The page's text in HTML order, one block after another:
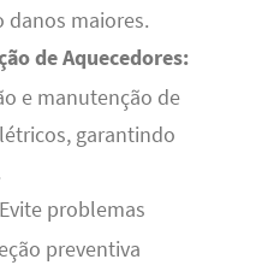
danos maiores.
de Aquecedores:
e manutenção de
garantindo
problemas
preventiva